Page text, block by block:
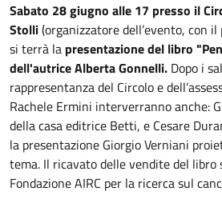
Sabato 28 giugno alle 17 presso il
Stolli(organizzatore dell’evento, con
si terrà la presentazione del libro
dell'autrice Alberta Gonnelli. Dopo i
rappresentanza del Circolo e
Rachele Ermini interverranno anche:
della casa editrice Betti, e Cesare
la presentazione Giorgio Verniani
tema. Il ricavato delle vendite del libro
Fondazione AIRC per la ricerca sul